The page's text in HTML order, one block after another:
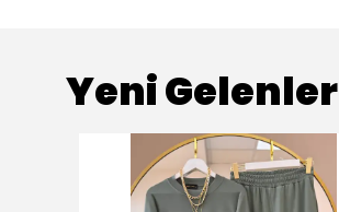
Yeni Gelenler